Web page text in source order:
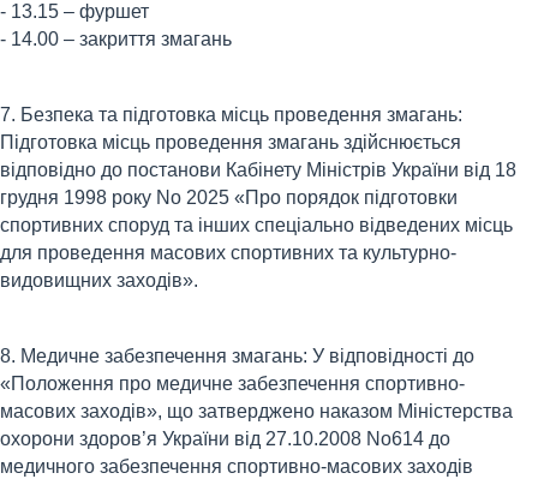
- 13.15 – фуршет
- 14.00 – закриття змагань
7. Безпека та підготовка місць проведення змагань:
Підготовка місць проведення змагань здійснюється
відповідно до постанови Кабінету Міністрів України від 18
грудня 1998 року No 2025 «Про порядок підготовки
спортивних споруд та інших спеціально відведених місць
для проведення масових спортивних та культурно-
видовищних заходів».
8. Медичне забезпечення змагань: У відповідності до
«Положення про медичне забезпечення спортивно-
масових заходів», що затверджено наказом Міністерства
охорони здоров’я України від 27.10.2008 No614 до
медичного забезпечення спортивно-масових заходів